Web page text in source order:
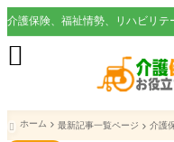

 ホーム 最新記事一覧ページ 介護